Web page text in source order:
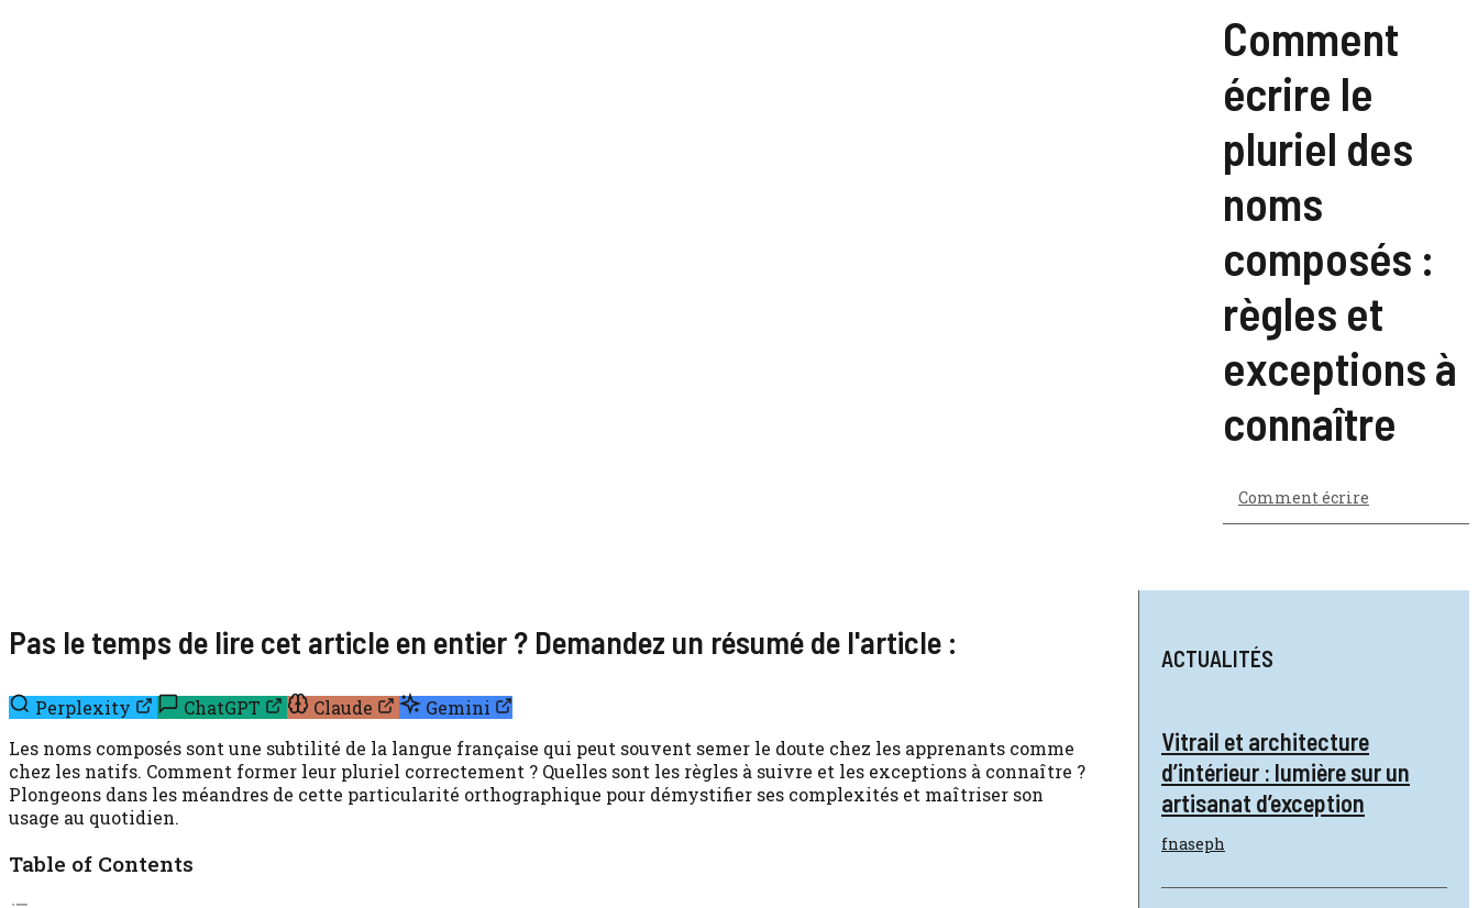
Comment
écrire le
pluriel des
noms
composés :
règles et
exceptions à
connaître
Comment écrire
Pas le temps de lire cet article en entier ? Demandez un résumé de l'article :
Perplexity ChatGPT Claude
Gemini
Les noms composés sont une subtilité de la langue française qui peut souvent semer le doute chez les apprenants comme
chez les natifs. Comment former leur pluriel correctement ? Quelles sont les règles à suivre et les exceptions à connaître ?
Plongeons dans les méandres de cette particularité orthographique pour démystifier ses complexités et maîtriser son
usage au quotidien.
Table of Contents
ACTUALITÉS
Vitrail et architecture
d’intérieur : lumière sur un
artisanat d’exception
fnaseph